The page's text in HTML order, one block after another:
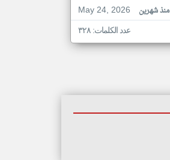
May 24, 2026
منذ شهرين
عدد الكلمات: ٣٢٨